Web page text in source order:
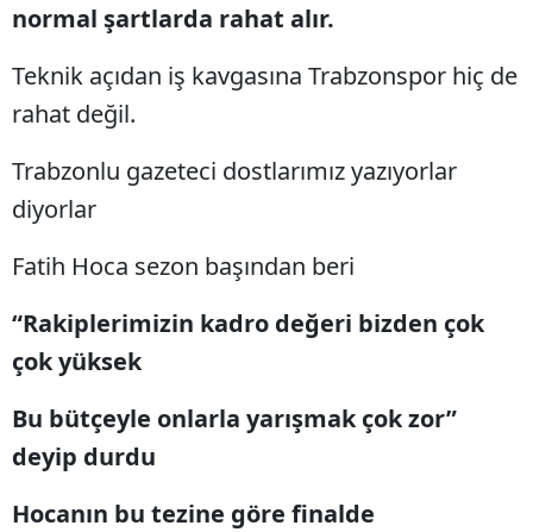
normal şartlarda rahat alır.
Teknik açıdan iş kavgasına Trabzonspor hiç de
rahat değil.
Trabzonlu gazeteci dostlarımız yazıyorlar
diyorlar
Fatih Hoca sezon başından beri
“Rakiplerimizin kadro değeri bizden çok
çok yüksek
Bu bütçeyle onlarla yarışmak çok zor”
deyip durdu
Hocanın bu tezine göre finalde